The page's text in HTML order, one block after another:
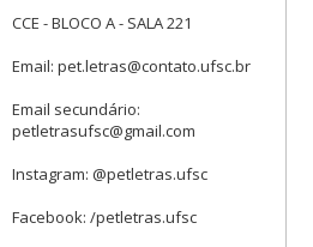
CCE - BLOCO A - SALA 221
Email: pet.letras@contato.ufsc.br
Email secundário:
petletrasufsc@gmail.com
Instagram: @petletras.ufsc
Facebook: /petletras.ufsc